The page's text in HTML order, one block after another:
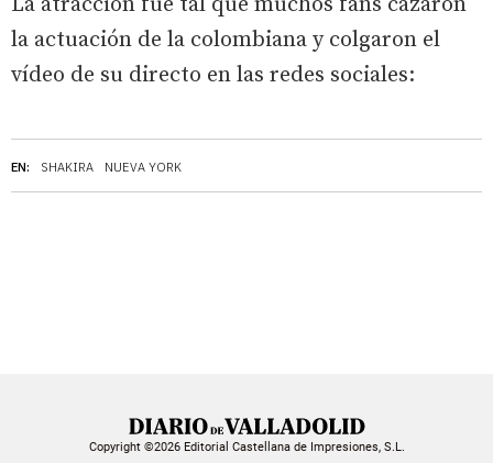
EN: SHAKIRA NUEVA YORK
la actuación de la colombiana y colgaron el
vídeo de su directo en las redes sociales:
Copyright ©2026 Editorial Castellana de Impresiones, S.L.